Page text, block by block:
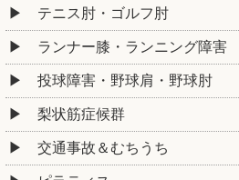
テニス肘・ゴルフ肘
ランナー膝・ランニング障害
投球障害・野球肩・野球肘
梨状筋症候群
交通事故＆むちうち